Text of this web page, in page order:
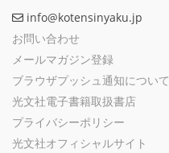
info@kotensinyaku.jp
お問い合わせ
メールマガジン登録
ブラウザプッシュ通知について
光文社電子書籍取扱書店
プライバシーポリシー
光文社オフィシャルサイト